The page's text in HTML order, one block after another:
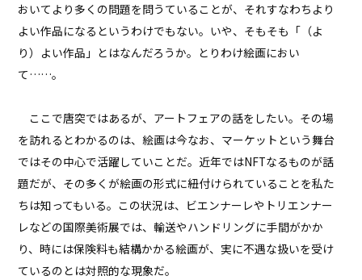
おいてより多くの問題を問うていることが、それすなわちより
よい作品になるというわけでもない。いや、そもそも「（よ
り）よい作品」とはなんだろうか。とりわけ絵画におい
て……。
ここで唐突ではあるが、アートフェアの話をしたい。その場
を訪れるとわかるのは、絵画は今なお、マーケットという舞台
ではその中心で活躍していことだ。近年ではNFTなるものが話
題だが、その多くが絵画の形式に紐付けられていることを私た
ちは知ってもいる。この状況は、ビエンナーレやトリエンナー
レなどの国際美術展では、輸送やハンドリングに手間がかか
り、時には保険料も結構かかる絵画が、実に不遇な扱いを受け
ているのとは対照的な現象だ。